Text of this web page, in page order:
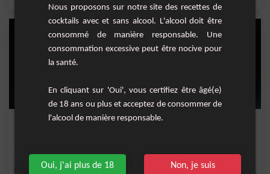
Punch Exotique
Nous proposons sur notre site des recettes de
cocktails avec et sans alcool. L'alcool doit être
consommé de manière responsable. Une
consommation excessive peut être nocive pour
la santé.
En cliquant sur 'Oui', vous certifiez être âgé(e)
de 18 ans ou plus et acceptez de consommer de
l'alcool de manière responsable.
Oui, j'ai plus de 18
Non, je suis